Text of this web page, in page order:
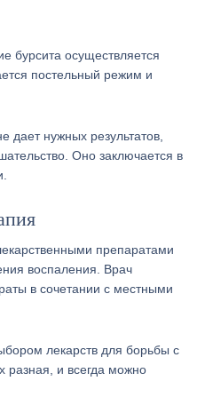
бурсита осуществляется
постельный режим и
дает нужных результатов,
Оно заключается в
препаратами
воспаления. Врач
в сочетании с местными
лекарств для борьбы с
разная, и всегда можно